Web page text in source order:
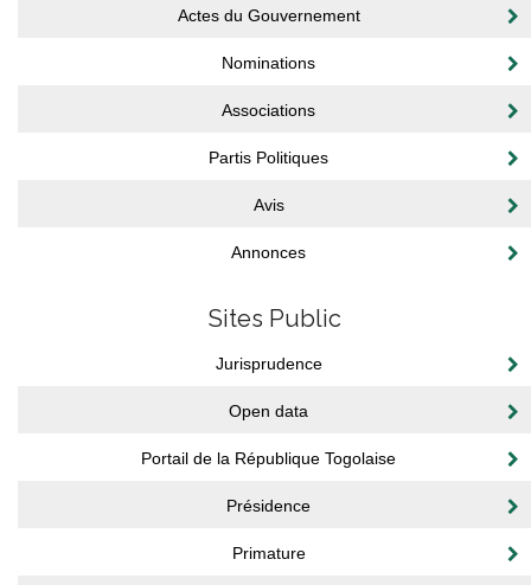
Actes du Gouvernement
Nominations
Associations
Partis Politiques
Avis
Annonces
Sites Public
Jurisprudence
Open data
Portail de la République Togolaise
Présidence
Primature